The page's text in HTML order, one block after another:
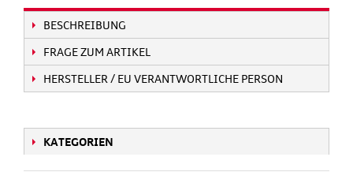
BESCHREIBUNG
FRAGE ZUM ARTIKEL
HERSTELLER / EU VERANTWORTLICHE PERSON
KATEGORIEN